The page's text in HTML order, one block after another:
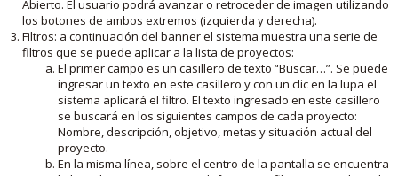
Abierto. El usuario podrá avanzar o retroceder de imagen utilizando
los botones de ambos extremos (izquierda y derecha).
Filtros: a continuación del banner el sistema muestra una serie de
filtros que se puede aplicar a la lista de proyectos:
El primer campo es un casillero de texto “Buscar…”. Se puede
ingresar un texto en este casillero y con un clic en la lupa el
sistema aplicará el filtro. El texto ingresado en este casillero
se buscará en los siguientes campos de cada proyecto:
Nombre, descripción, objetivo, metas y situación actual del
proyecto.
En la misma línea, sobre el centro de la pantalla se encuentra